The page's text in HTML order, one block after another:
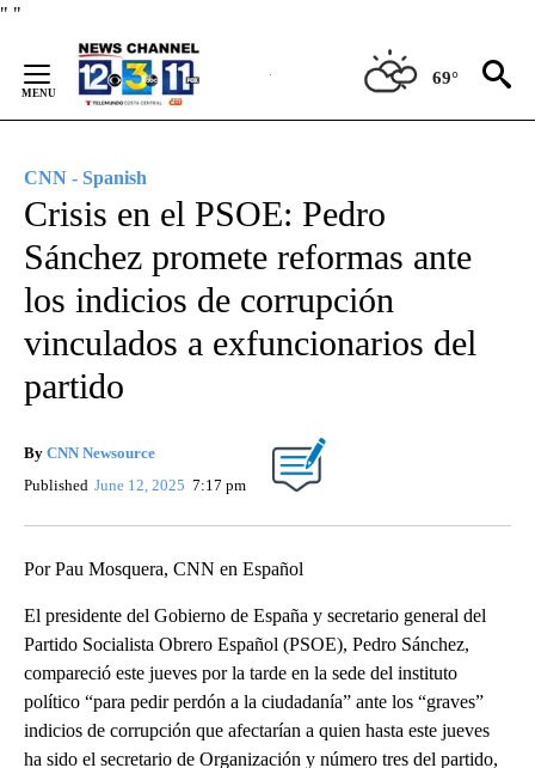
" "
Content
69°
CNN - Spanish
Crisis en el PSOE: Pedro
Sánchez promete reformas ante
los indicios de corrupción
vinculados a exfuncionarios del
partido
By CNN Newsource
Published June 12, 2025 7:17 pm
Por Pau Mosquera, CNN en Español
El presidente del Gobierno de España y secretario general del
Partido Socialista Obrero Español (PSOE), Pedro Sánchez,
compareció este jueves por la tarde en la sede del instituto
político “para pedir perdón a la ciudadanía” ante los “graves”
indicios de corrupción que afectarían a quien hasta este jueves
ha sido el secretario de Organización y número tres del partido,